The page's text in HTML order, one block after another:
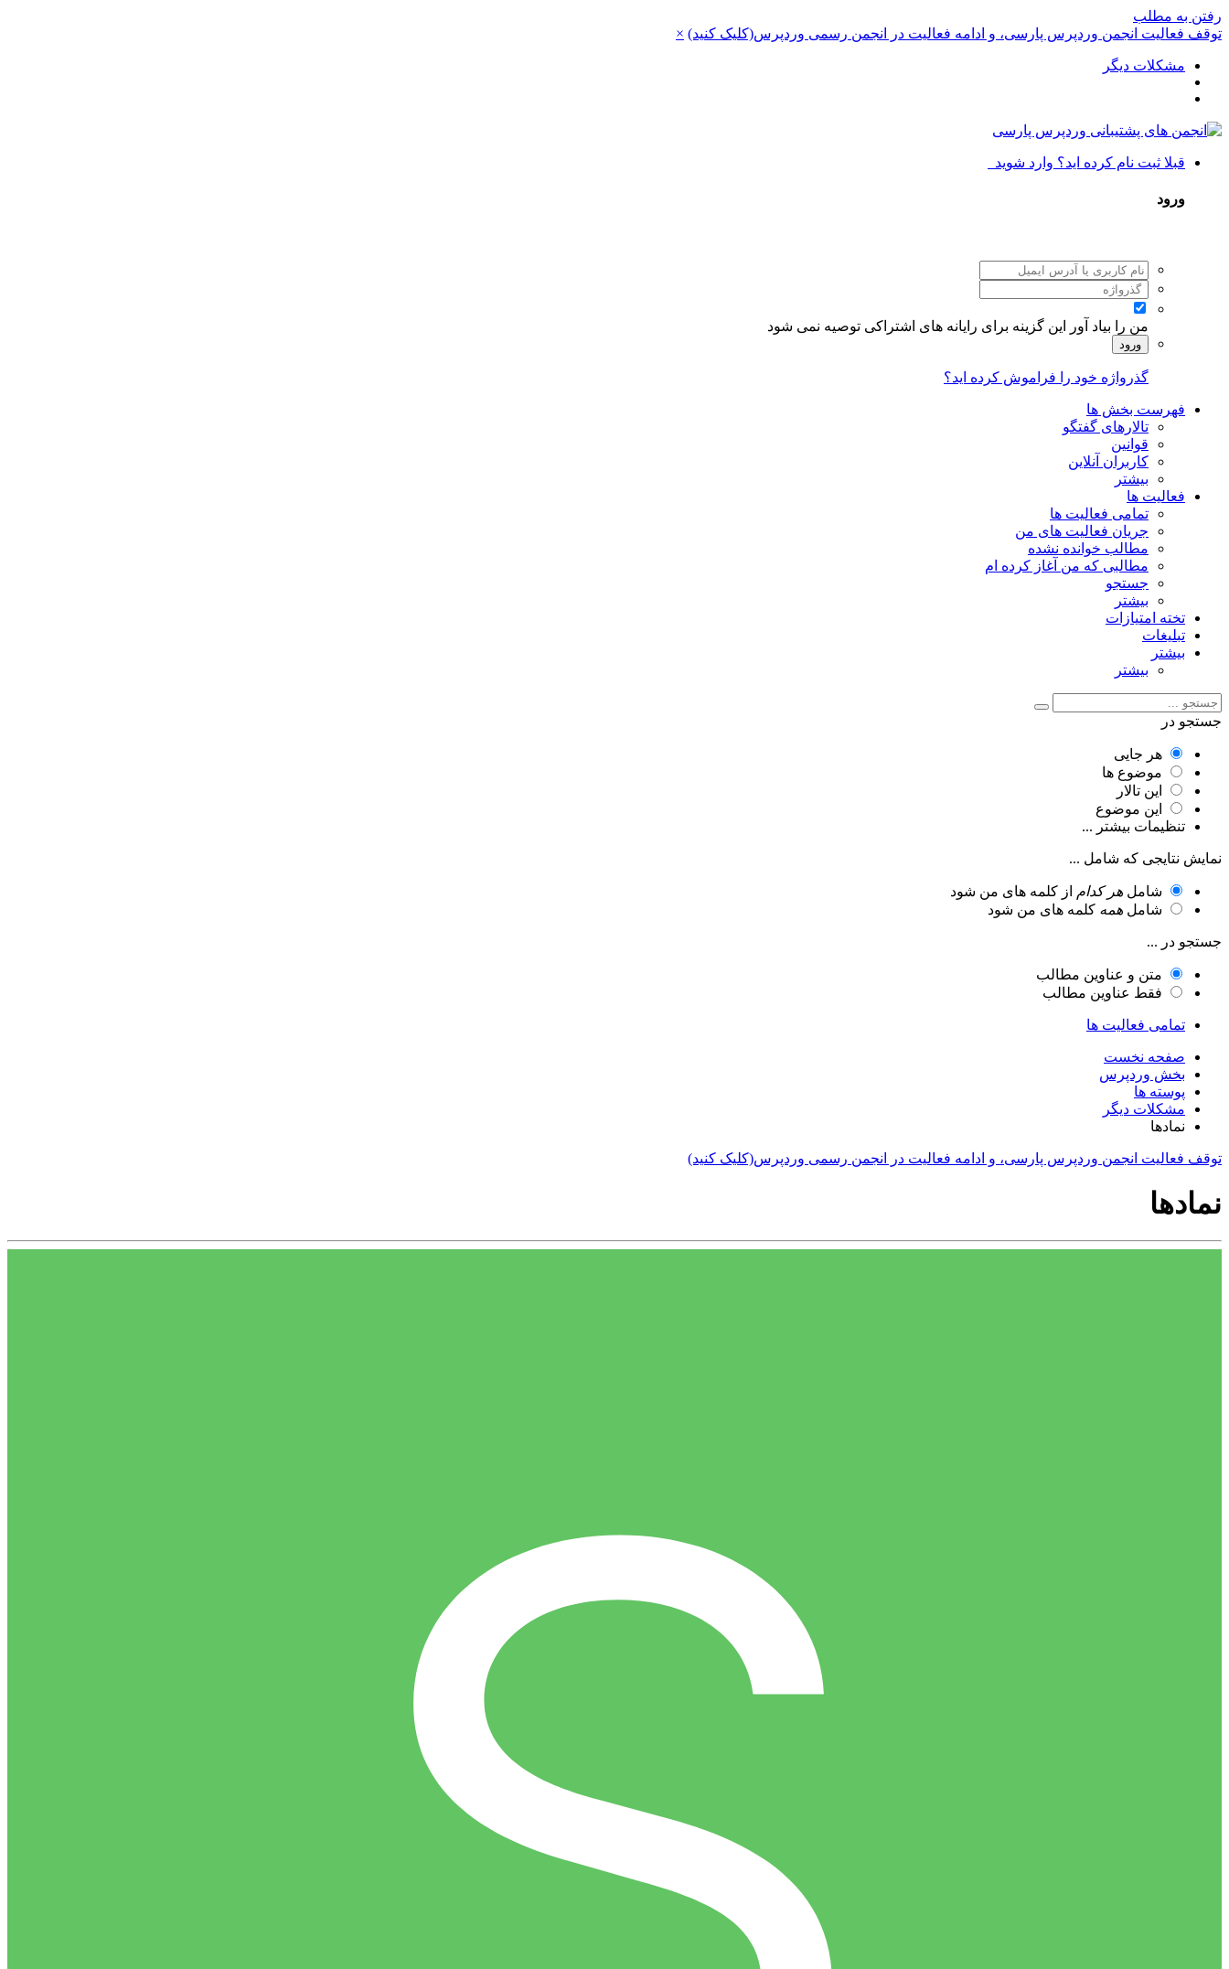
رفتن به مطلب
توقف فعالیت انجمن وردپرس پارسی، و ادامه فعالیت در انجمن رسمی وردپرس(کلیک کنید) ×
مشکلات دیگر
قبلا ثبت نام کرده اید؟ وارد شوید
ورود
من را بیاد آور این گزینه برای رایانه های اشتراکی توصیه نمی شود
ورود
گذرواژه خود را فراموش کرده اید؟
فهرست بخش ها
تالارهای گفتگو
قوانین
کاربران آنلاین
بیشتر
فعالیت ها
تمامی فعالیت ها
جریان فعالیت های من
مطالب خوانده نشده
مطالبی که من آغاز کرده ام
جستجو
بیشتر
تخته امتیازات
تبلیغات
بیشتر
بیشتر
جستجو در
هر جایی
موضوع ها
این تالار
این موضوع
تنظیمات بیشتر ...
نمایش نتایجی که شامل ...
شامل هر کدام از کلمه های من شود
شامل همه کلمه های من شود
جستجو در ...
متن و عناوین مطالب
فقط عناوین مطالب
تمامی فعالیت ها
صفحه نخست
بخش وردپرس
پوسته ها
مشکلات دیگر
نمادها
توقف فعالیت انجمن وردپرس پارسی، و ادامه فعالیت در انجمن رسمی وردپرس(کلیک کنید)
نمادها